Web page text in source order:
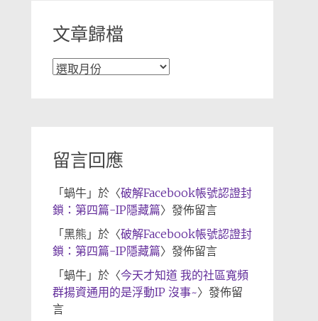
文章歸檔
文
留言回應
「 蝸牛」於〈破解Facebook帳號認證封
鎖：第四篇-IP隱藏篇〉發佈留言
「 黑熊 」於〈破解Facebook帳號認證封
鎖：第四篇-IP隱藏篇〉發佈留言
「 蝸牛」於〈今天才知道 我的社區寬頻
群揚資通用的是浮動IP 沒事~〉發佈留
言